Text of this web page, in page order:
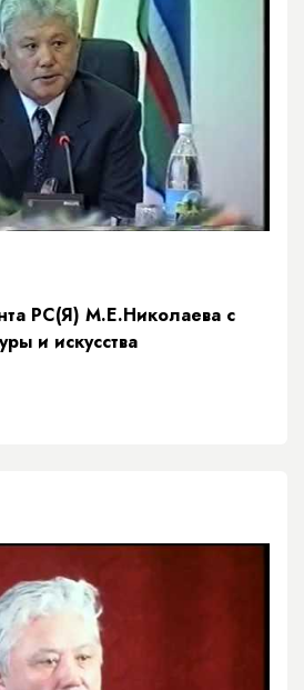
РC(Я) М.Е.Николаева с
и искусства